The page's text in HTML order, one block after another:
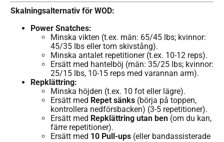
Skalningsalternativ för WOD:
Power Snatches:
Minska vikten (t.ex. män: 65/45 lbs; kvinnor:
45/35 lbs eller tom skivstång).
Minska antalet repetitioner (t.ex. 10-12 reps).
Ersätt med hantelböj (män: 35/25 lbs; kvinnor:
25/15 lbs, 10-15 reps med varannan arm).
Repklättring:
Minska höjden (t.ex. 10 fot eller lägre).
Ersätt med Repet sänks (börja på toppen,
kontrollera nedförsbacken) (3-5 repetitioner).
Ersätt med Repklättring utan ben (om du kan,
färre repetitioner).
Ersätt med 10 Pull-ups (eller bandassisterade